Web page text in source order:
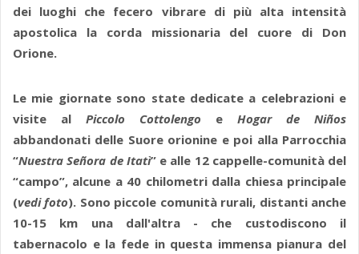
dei luoghi che fecero vibrare di più alta intensità
apostolica la corda missionaria del cuore di Don
Orione.
Le mie giornate sono state dedicate a celebrazioni e
visite al Piccolo Cottolengo e Hogar de Niños
abbandonati delle Suore orionine e poi alla Parrocchia
“Nuestra Señora de Itatì” e alle 12 cappelle-comunità del
“campo”, alcune a 40 chilometri dalla chiesa principale
(vedi foto). Sono piccole comunità rurali, distanti anche
10-15 km una dall'altra - che custodiscono il
tabernacolo e la fede in questa immensa pianura del